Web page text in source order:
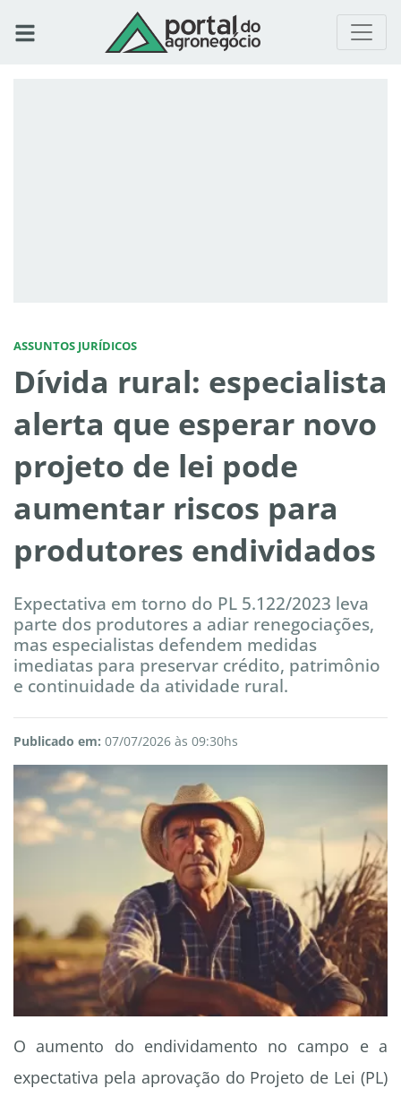
ASSUNTOS JURÍDICOS
Dívida rural: especialista
alerta que esperar novo
projeto de lei pode
aumentar riscos para
produtores endividados
Expectativa em torno do PL 5.122/2023 leva
parte dos produtores a adiar renegociações,
mas especialistas defendem medidas
imediatas para preservar crédito, patrimônio
e continuidade da atividade rural.
Publicado em: 07/07/2026 às 09:30hs
O aumento do endividamento no campo e a
expectativa pela aprovação do Projeto de Lei (PL)